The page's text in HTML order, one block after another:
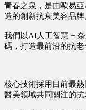
青春之泉，是由歐易
造的創新抗衰美容品牌
我們以AI人工智慧 +
碼，打造最前沿的抗老
核心技術採用目前最
醫美領域共同關注的抗